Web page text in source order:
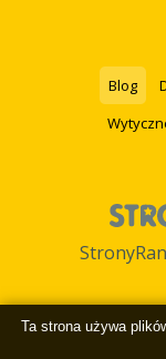
Ta strona używa
Blog